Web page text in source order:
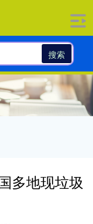
搜索
多地现垃圾